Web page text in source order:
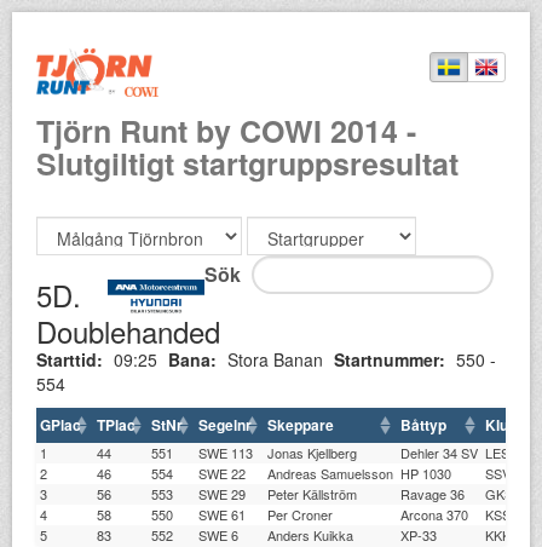
Tjörn Runt by COWI 2014 -
Slutgiltigt startgruppsresultat
Sök
5D.
Doublehanded
Starttid: 09:25 Bana: Stora Banan Startnummer: 550 -
554
GPlac TPlac StNr Segelnr Skeppare Båttyp Klubb
1 44 551 SWE 113 Jonas Kjellberg Dehler 34 SV LESS
2
46 554 SWE 22 Andreas Samuelsson HP 1030 SSVÄ
3
56 553 SWE 29 Peter Källström Ravage 36 GKSS
4
58 550 SWE 61 Per Croner Arcona 370 KSSS
5
83 552 SWE 6 Anders Kuikka XP-33 KKKK